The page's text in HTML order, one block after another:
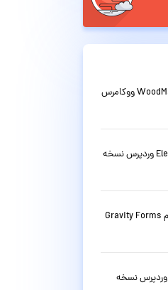
قالب فروشگاهی چندمنظوره وودمارت WoodMart ووکامرس
افزونه صفحه ساز المنتور پرو Elementor Pro وردپرس نسخه
افزونه فرم ساز حرفه ای وردپرس گرویتی فرم Gravity Forms
افزونه فارسی سئو Yoast SEO Premium وردپرس نسخه